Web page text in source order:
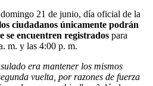
21 de junio, día oficial de la
ciudadanos únicamente podrán
se encuentren registrados para
m. y las 4:00 p. m.
era mantener los mismos
vuelta, por razones de fuerza